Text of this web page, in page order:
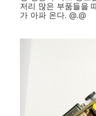
저리 많은 부품들을
가 아파 온다. @.@